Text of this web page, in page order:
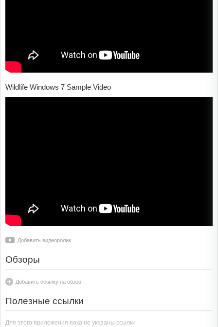
Wildlife Windows 7 Sample Video
Добавить видеоролик
Обзоры
Добавить ссылку на обзор
Полезные ссылки
Для этого приложения пока не указаны ссылки